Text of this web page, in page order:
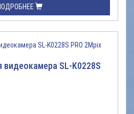
SL-K0228S